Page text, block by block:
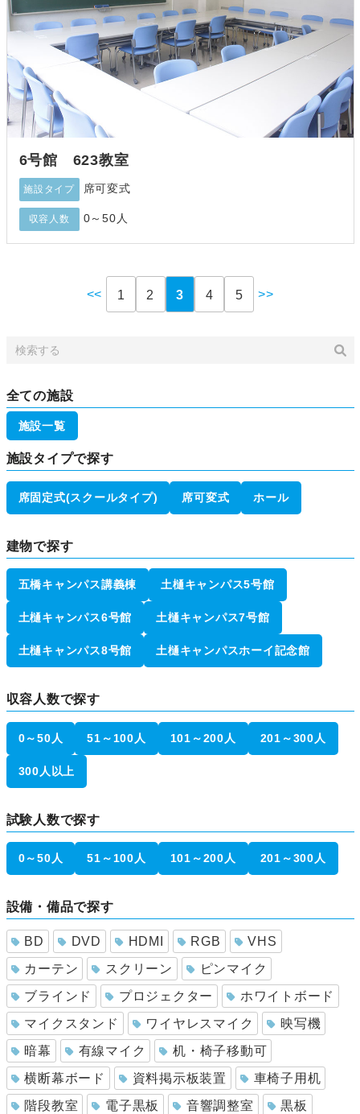
全ての施設
施設一覧
施設タイプで探す
席固定式(スクールタイプ) 席可変式 ホール
建物で探す
五橋キャンパス講義棟 土樋キャンパス5号館
土樋キャンパス6号館 土樋キャンパス7号館
土樋キャンパス8号館 土樋キャンパスホーイ記念館
収容人数で探す
0～50人 51～100人 101～200人 201～300人
300人以上
試験人数で探す
0～50人 51～100人 101～200人 201～300人
設備・備品で探す
BD DVD HDMI RGB
VHS
カーテン
スクリーン
ピンマイク
ブラインド
プロジェクター
ホワイトボード
マイクスタンド
ワイヤレスマイク
映写機
暗幕
有線マイク
机・椅子移動可
横断幕ボード
資料掲示板装置
車椅子用机
階段教室
電子黒板 音響調整室 黒板
6号館 623教室
施設タイプ 席可変式
収容人数 0～50人
<< 1 2 3 4 5 >>